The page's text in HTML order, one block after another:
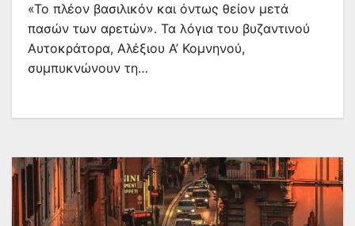
«Το πλέον βασιλικόν και όντως θείον μετά
πασών των αρετών». Τα λόγια του βυζαντινού
Αυτοκράτορα, Αλέξιου Α’ Κομνηνού,
συμπυκνώνουν τη…